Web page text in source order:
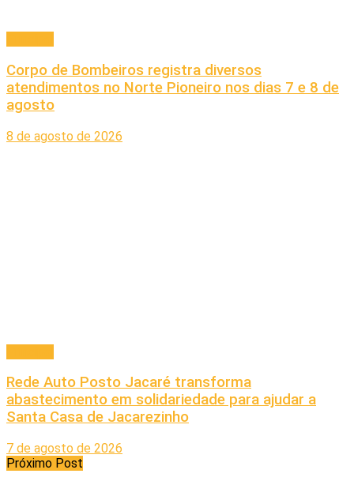
Corpo de Bombeiros registra diversos
atendimentos no Norte Pioneiro nos dias 7 e 8 de
agosto
8 de agosto de 2026
Rede Auto Posto Jacaré transforma
abastecimento em solidariedade para ajudar a
Santa Casa de Jacarezinho
7 de agosto de 2026
Próximo Post